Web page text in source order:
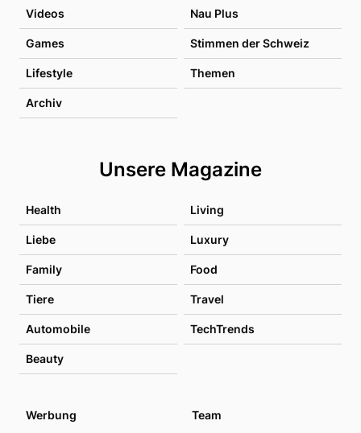
Videos Nau Plus
Games Stimmen der Schweiz
Lifestyle Themen
Archiv
Unsere Magazine
Health Living
Liebe Luxury
Family Food
Tiere Travel
Automobile TechTrends
Beauty
Werbung Team